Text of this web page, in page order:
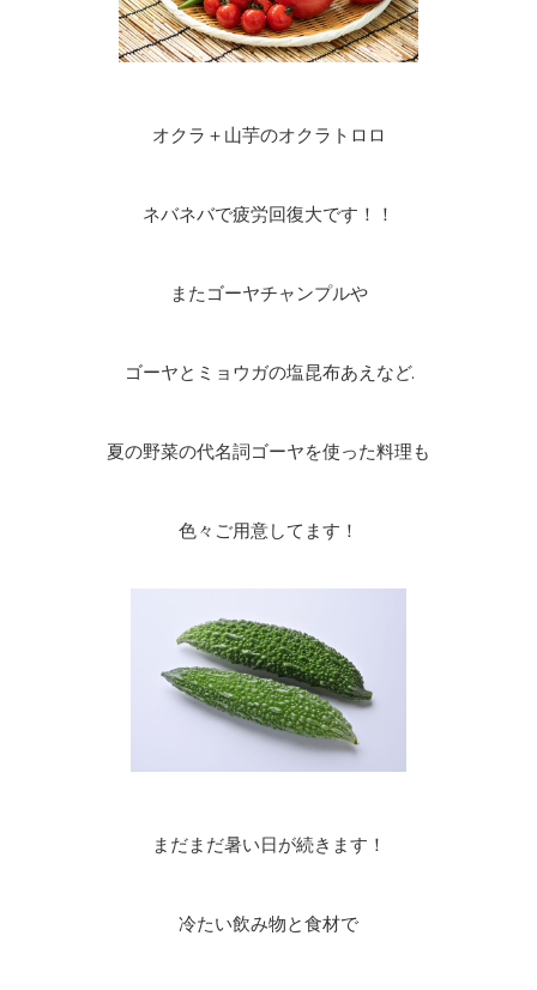
オクラ＋山芋のオクラトロロ
ネバネバで疲労回復大です！！
またゴーヤチャンプルや
ゴーヤとミョウガの塩昆布あえなど
夏の野菜の代名詞ゴーヤを使った料理も
色々ご用意してます！
まだまだ暑い日が続きます！
冷たい飲み物と食材で